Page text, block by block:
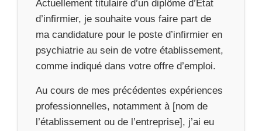
Actuellement titulaire d’un diplôme d’État
d’infirmier, je souhaite vous faire part de
ma candidature pour le poste d’infirmier en
psychiatrie au sein de votre établissement,
comme indiqué dans votre offre d’emploi.
Au cours de mes précédentes expériences
professionnelles, notamment à [nom de
l’établissement ou de l’entreprise], j’ai eu